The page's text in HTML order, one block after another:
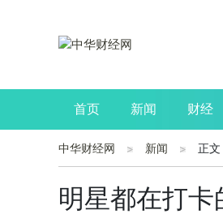
首页 新闻 财经
公司 生活 读书
中华财经网 新闻 正文
明星都在打卡